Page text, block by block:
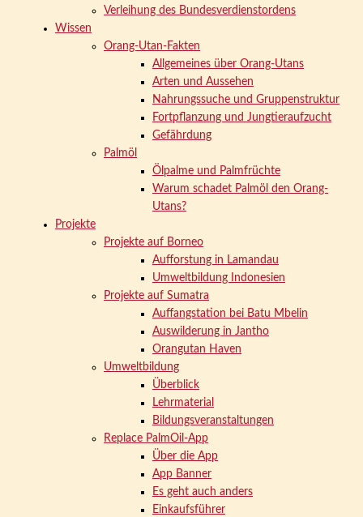
Verleihung des Bundesverdienstordens
Wissen
Orang-Utan-Fakten
Allgemeines über Orang-Utans
Arten und Aussehen
Nahrungssuche und Gruppenstruktur
Fortpflanzung und Jungtieraufzucht
Gefährdung
Palmöl
Ölpalme und Palmfrüchte
Warum schadet Palmöl den Orang-
Utans?
Projekte
Projekte auf Borneo
Aufforstung in Lamandau
Umweltbildung Indonesien
Projekte auf Sumatra
Auffangstation bei Batu Mbelin
Auswilderung in Jantho
Orangutan Haven
Umweltbildung
Überblick
Lehrmaterial
Bildungsveranstaltungen
Replace PalmOil-App
Über die App
App Banner
Es geht auch anders
Einkaufsführer